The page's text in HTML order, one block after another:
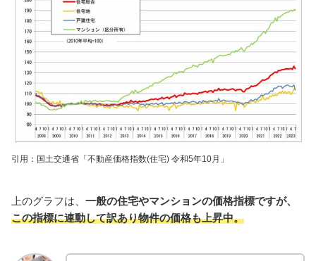
引用：国土交通省「不動産価格指数(住宅) 令和5年10月」
上のグラフは、 一般の住宅やマンションの価格指標ですが、
この指標に連動して訳あり物件の価格も上昇中。